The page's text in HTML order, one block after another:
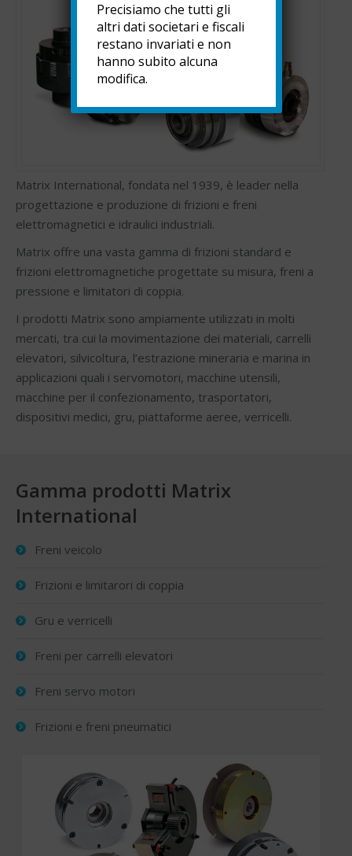
Matrix International, fondata nel 1939, è leader nella
progettazione e produzione di frizioni e freni
elettromagnetici e idraulici industriali.
Matrix offre una vasta gamma di frizioni standard e
frizioni elettromagnetiche progettate su misura, freni a
pressione e limitatori di coppia.
I prodotti Matrix sono ampiamente utilizzati in molti
mercati, tra cui la movimentazione dei materiali, carrelli
elevatori, silvicoltura, l’estrazione mineraria e marina in
applicazioni quali i servomotori, macchine utensili,
macchine per il confezionamento, trasportatori,
dispositivi medici, gru, piattaforme aeree, verricelli.
Gamma prodotti Matrix
International
Freni veicolo
Frizioni e limitarori di coppia
Gru e verricelli
Freni per carrelli elevatori
Freni servo motori
Frizioni e freni pneumatici
Precisiamo che tutti gli
altri dati societari e fiscali
restano invariati e non
hanno subito alcuna
modifica.